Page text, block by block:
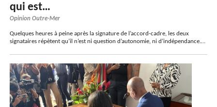
qui est…
Opinion Outre-Mer
Quelques heures à peine après la signature de l’accord-cadre, les deux
signataires répètent qu’il n’est ni question d’autonomie, ni d’indépendance.…